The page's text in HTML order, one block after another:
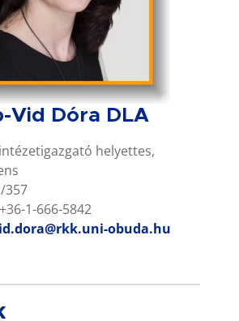
Vid Dóra DLA
helyettes,
357
1-666-5842
obuda.hu